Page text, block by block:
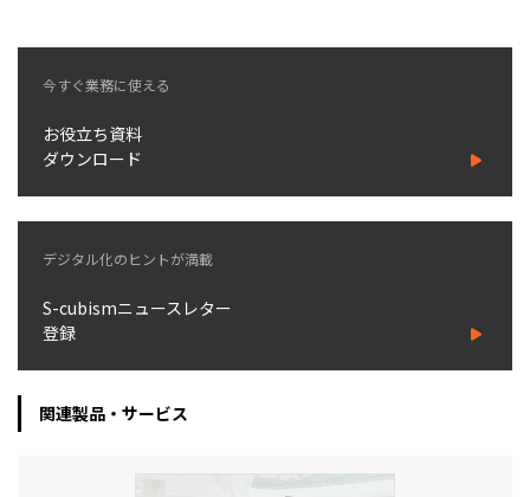
通販受注対応
EC運用支援
継続的に結果を出し続けるECサイトへ
ライセンス契約
内製化支援
補助金活用支援
導入事例
今すぐ業務に使える
お役立ち資料
ダウンロード
デジタル化のヒントが満載
S-cubismニュースレター
登録
関連製品・サービス